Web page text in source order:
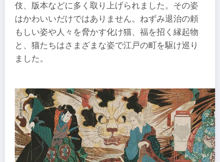
伎、版本などに多く取り上げられました。その姿
はかわいいだけではありません。ねずみ退治の頼
もしい姿や人々を脅かす化け猫、福を招く縁起物
と、猫たちはさまざまな姿で江戸の町を駆け巡り
ました。